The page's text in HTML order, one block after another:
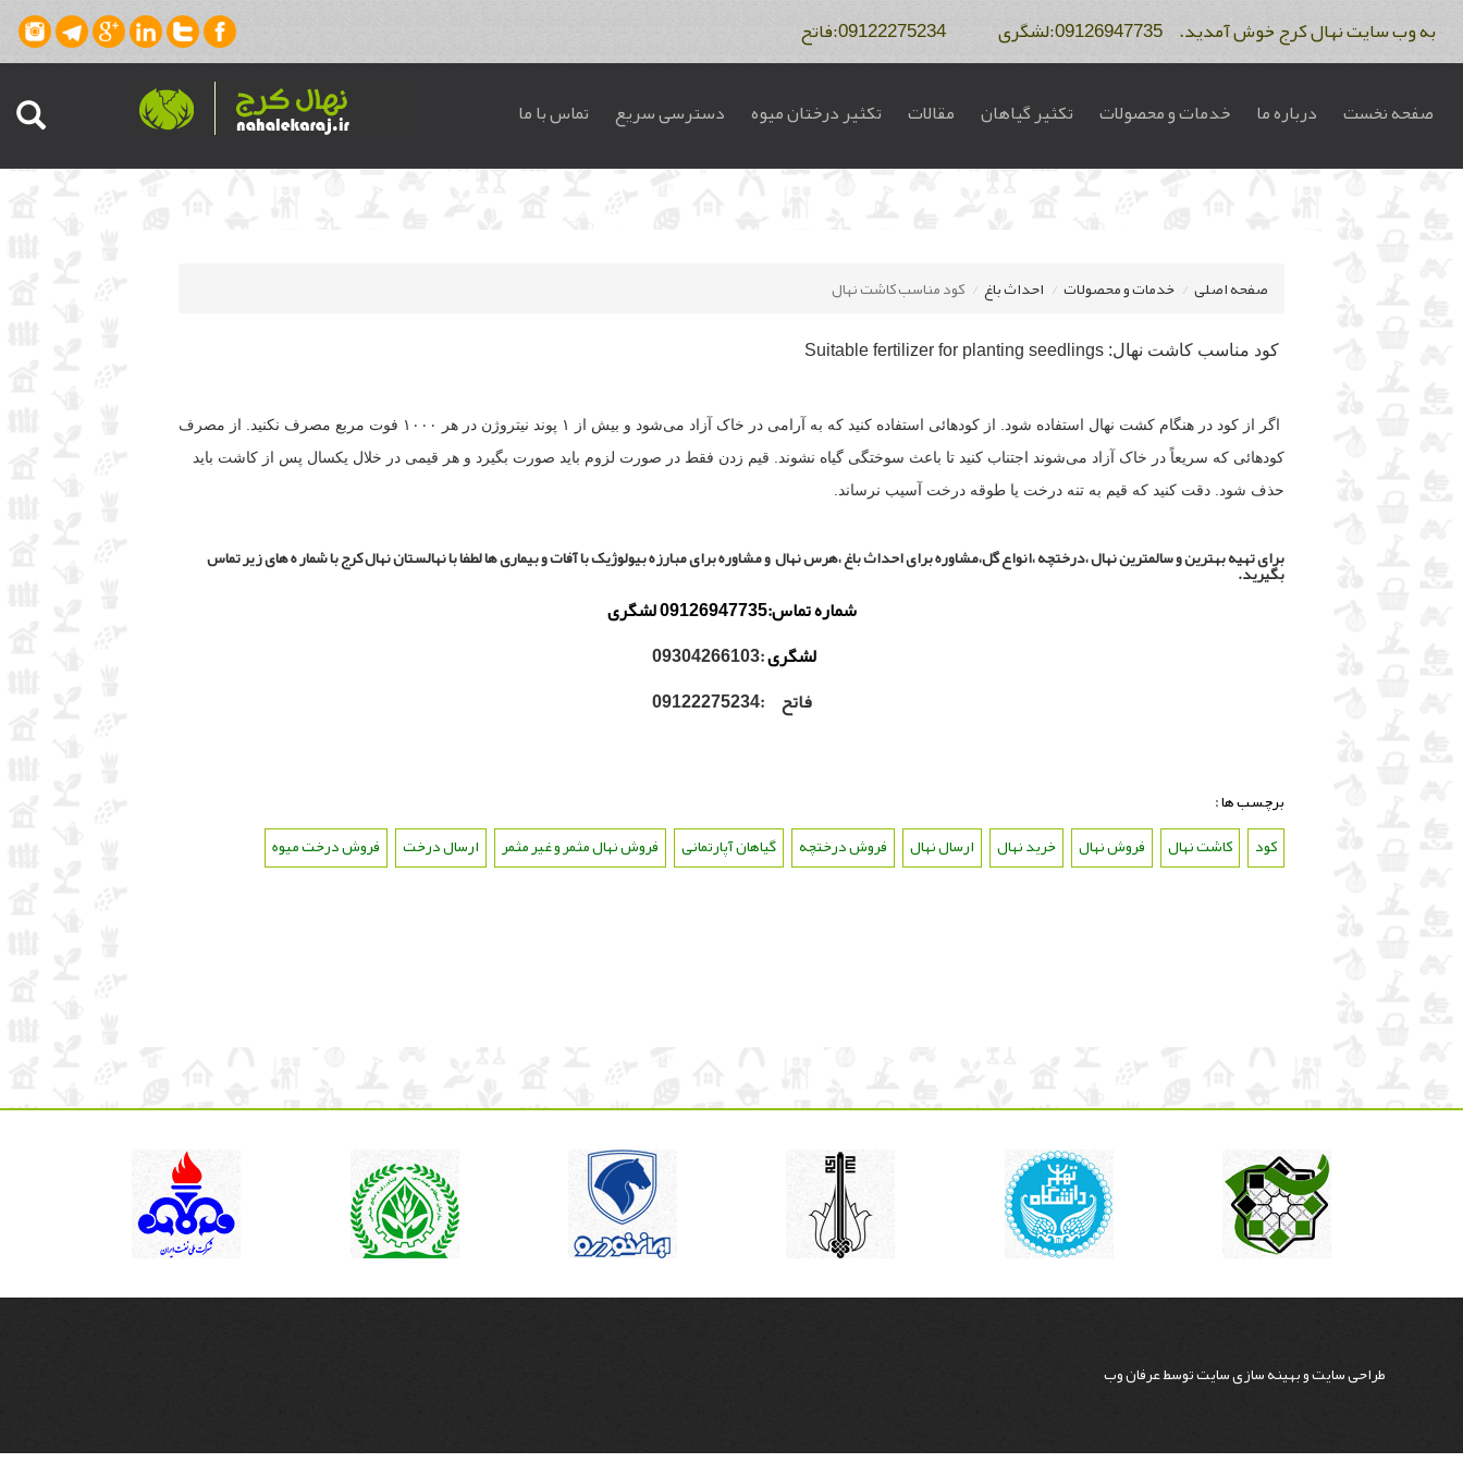
به وب سایت نهال کرج خوش آمدید. 09126947735:لشگری 09122275234:فاتح
صفحه نخست درباره ما خدمات و محصولات تکثیر گیاهان مقالات تکثیر درختان میوه دسترسی سریع تماس با ما
صفحه اصلی خدمات و محصولات احداث باغ کود مناسب کاشت نهال
کود مناسب کاشت نهال: Suitable fertilizer for planting seedlings
اگر از کود در هنگام کشت نهال استفاده شود. از کودهائی استفاده کنید که به آرامی در خاک آزاد می‌شود و بیش از ۱ پوند نیتروژن در هر ۱۰۰۰ فوت مربع مصرف نکنید. از مصرف
کودهائی که سریعاً در خاک آزاد می‌شوند اجتناب کنید تا باعث سوختگی گیاه نشوند. قیم زدن فقط در صورت لزوم باید صورت بگیرد و هر قیمی در خلال یکسال پس از کاشت باید
حذف شود. دقت کنید که قیم به تنه درخت یا طوقه درخت آسیب نرساند.
برای تهیه بهترین و سالمترین نهال ،درختچه ،انواع گل،مشاوره برای احداث باغ ،هرس نهال و مشاوره برای مبارزه بیولوژیک با آفات و بیماری ها لطفا با نهالستان نهال کرج با شمار ه های زیر تماس
بگیرید.
شماره تماس:09126947735 لشگری
لشگری:09304266103
فاتح :09122275234
برچسب ها :
کود
کاشت نهال فروش نهال خرید نهال ارسال نهال فروش درختچه گیاهان آپارتمانی فروش نهال مثمر و غیر مثمر ارسال درخت فروش درخت میوه
طراحی سایتوبهینه سازی سایتتوسطعرفان وب